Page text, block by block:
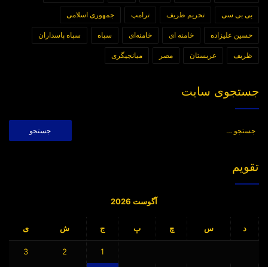
بی بی سی تحریم ظریف ترامپ جمهوری اسلامی
حسین علیزاده خامنه ای خامنه‌ای سپاه سپاه پاسداران
ظریف عربستان مصر میانجیگری
جستجوی سایت
تقویم
آگوست 2026
د س چ پ ج ش ی
1
2
3